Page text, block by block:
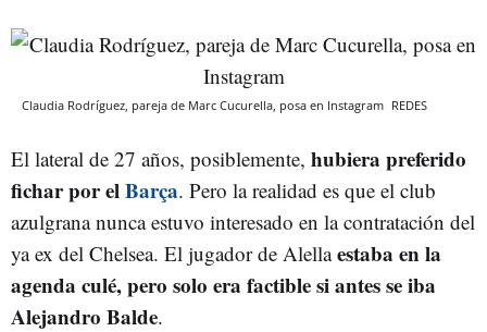
Claudia Rodríguez, pareja de Marc Cucurella, posa en Instagram REDES
El lateral de 27 años, posiblemente, hubiera preferido
fichar por elBarça. Pero la realidad es que el club
azulgrana nunca estuvo interesado en la contratación del
ya ex del Chelsea. El jugador de Alellaestaba en la
agenda culé, pero solo era factible si antes se iba
Alejandro Balde.